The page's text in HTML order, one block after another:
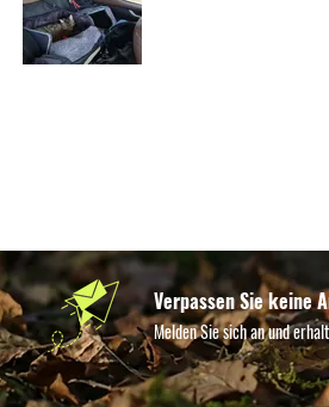
Verpassen Sie keine
Melden Sie sich an und